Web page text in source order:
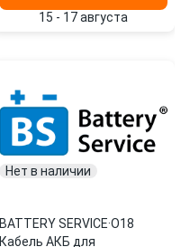
15 - 17 августа
Нет в наличии
BATTERY SERVICE·O18
Кабель АКБ для